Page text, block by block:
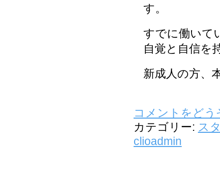
す。
すでに働いて
自覚と自信を
新成人の方、
コメントをどう
カテゴリー: ス
clioadmin